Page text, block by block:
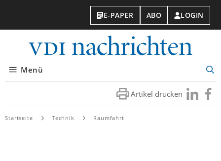
E-PAPER ABO LOGIN
Menü
Artikel drucken Besuchen
Sie
Sie
Startseite Technik Raumfahrt